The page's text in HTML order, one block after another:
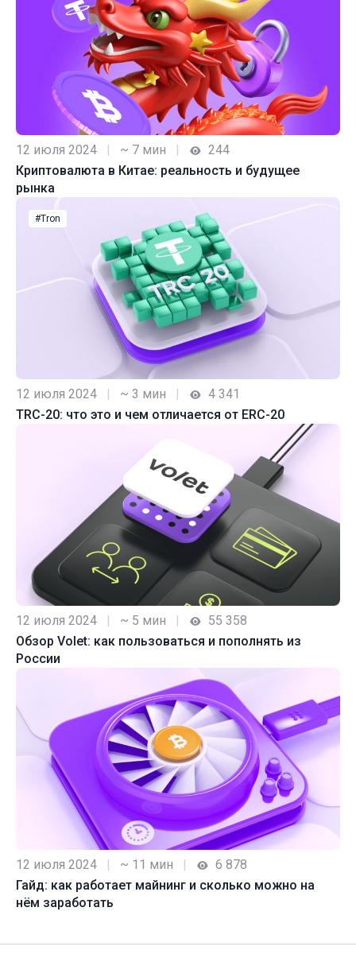
12 июля 2024 | ~ 7 мин |
244
Криптовалюта в Китае: реальность и будущее
рынка
#Tron
12 июля 2024 | ~ 3 мин |
4 341
TRC-20: что это и чем отличается от ERC-20
12 июля 2024 | ~ 5 мин |
55 358
Обзор Volet: как пользоваться и пополнять из
России
12 июля 2024 | ~ 11 мин |
6 878
Гайд: как работает майнинг и сколько можно на
нём заработать